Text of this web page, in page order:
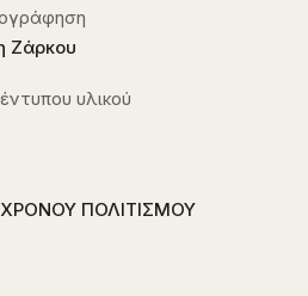
Ζάρκου
υλικού
ΠΟΛΙΤΙΣΜΟΥ